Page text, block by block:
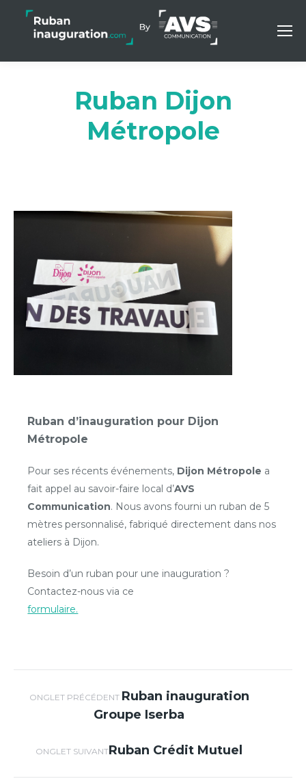
Ruban Dijon
Métropole
Ruban d’inauguration pour Dijon
Métropole
Pour ses récents événements, Dijon Métropole a
fait appel au savoir-faire local d’AVS
Communication. Nous avons fourni un ruban de 5
mètres personnalisé, fabriqué directement dans nos
ateliers à Dijon.
Besoin d’un ruban pour une inauguration ?
Contactez-nous via ce
formulaire.
Navigation de
commentaire
ONGLET PRÉCÉDENT Onglet
précédent
Ruban inauguration
Groupe Iserba
ONGLET SUIVANT Projets
Ruban Crédit Mutuel